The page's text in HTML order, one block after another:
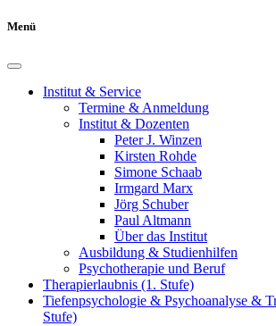
Menü
Institut & Service
Termine & Anmeldung
Institut & Dozenten
Peter J. Winzen
Kirsten Rohde
Simone Schaab
Irmgard Marx
Jörg Schuber
Paul Altmann
Über das Institut
Ausbildung & Studienhilfen
Psychotherapie und Beruf
Therapierlaubnis (1. Stufe)
Tiefenpsychologie & Psychoanalyse &
Stufe)